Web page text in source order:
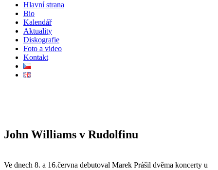
Hlavní strana
Bio
Kalendář
Aktuality
Diskografie
Foto a video
Kontakt
John Williams v Rudolfinu
Ve dnech 8. a 16.června debutoval Marek Prášil dvěma koncerty u